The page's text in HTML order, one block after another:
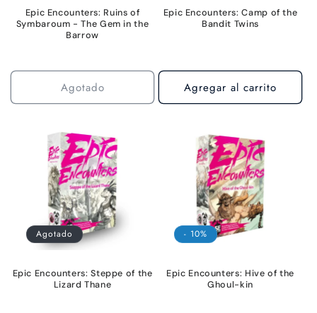
Epic Encounters: Ruins of
Symbaroum - The Gem in the
Barrow
Agotado
Epic Encounters: Camp of the
Bandit Twins
Agregar al carrito
Agotado
Epic Encounters: Steppe of the
Lizard Thane
- 10%
Epic Encounters: Hive of the
Ghoul-kin